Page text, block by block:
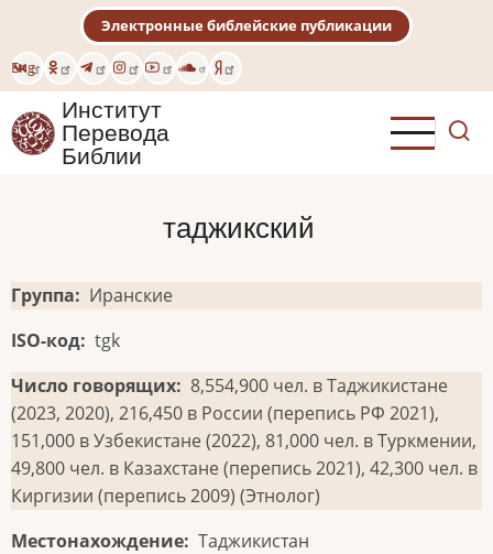
основному
содержанию
Eng
Электронные библейские публикации
Институт
Перевода
Библии
таджикский
Группа
Иранские
ISO-код tgk
Число говорящих 8,554,900 чел. в Таджикистане
(2023, 2020), 216,450 в России (перепись РФ 2021),
151,000 в Узбекистане (2022), 81,000 чел. в Туркмении,
49,800 чел. в Казахстане (перепись 2021), 42,300 чел. в
Киргизии (перепись 2009) (Этнолог)
Местонахождение Таджикистан